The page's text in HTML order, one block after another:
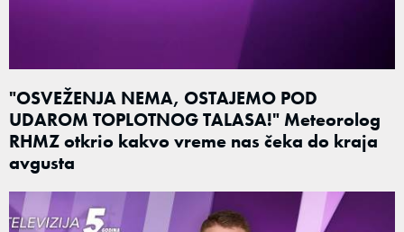
"OSVEŽENJA NEMA, OSTAJEMO POD
UDAROM TOPLOTNOG TALASA!" Meteorolog
RHMZ otkrio kakvo vreme nas čeka do kraja
avgusta